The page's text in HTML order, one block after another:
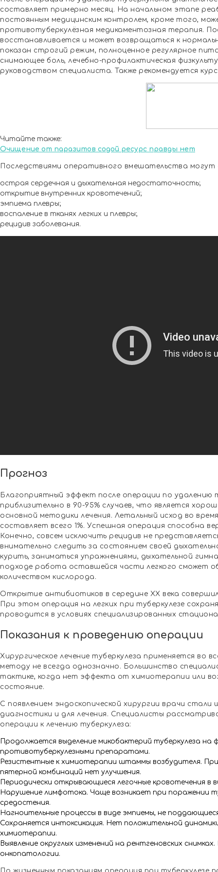
составляет примерно месяц. На начальном этапе
постоянным медицинским контролем, кроме того,
противотуберкулёзная медикаментозная терапия.
восстанавливается и может возвращаться к
показан строгий режим, полноценное регулярное
снимающее боль, лечебно-профилактическая
руководством специалиста. Также рекомендуется
Читайте также:
Очищение от паразитов содой ресурс правды нет
Последствиями оперативного вмешательства
острая сердечная и дыхательная недостаточность;
открытие внутренних кровотечений;
эмпиема плевры;
воспаление в тканях легких и плевры;
рецидив заболевания.
Прогноз
Благоприятный эффект после операции по удалению
приблизительно в 90-95% случаев, что является
основной методики лечения. Летальный исход во
составляет всего 1%. Успешная операция способна
Конечно, совсем исключить рецидив не
внимательно следить за состоянием своей
курить, заниматься упражнениями, дыхательной
подходе работа оставшейся части легкого сможет
количеством кислорода.
Открытие антибиотиков в середине XX века
При этом операция на легких при туберкулезе
проводится в условиях специализированных
Показания к проведению операции
Хирургическое лечение туберкулеза применяется во
методу не всегда однозначно. Большинство
тактике, когда нет эффекта от химиотерапии или
состояние.
С появлением эндоскопической хирургии врачи
диагностики и для лечения. Специалисты
операции к лечению туберкулеза:
Продолжается выделение микобактерий туберкулеза на
противотуберкулезными препаратами.
Резистентные к химиотерапии штаммы возбудителя.
пятерной комбинаций нет улучшения.
Периодически открывающиеся легочные кровотечения в
Нарушение лимфотока. Чаще возникает при поражении
средостения.
Нагноительные процессы в виде эмпиемы, не
Сохраняется интоксикация. Нет положительной
химиотерапии.
Выявление округлых изменений на рентгеновских
онкопатологии.